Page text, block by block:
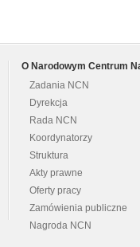
O Narodowym Centrum
Zadania NCN
Dyrekcja
Rada NCN
Koordynatorzy
Struktura
Akty prawne
Oferty pracy
Zamówienia publiczne
Nagroda NCN